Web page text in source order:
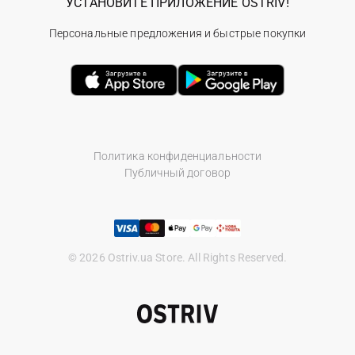
Политика конфиденциальности
Публичный договор
© 2026 Ostriv.ua Store. All Rights Reserved.
Персональные предложения и быстрые покупки